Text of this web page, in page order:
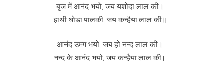
बृज में आनंद भयो, जय यशोदा लाल की।
हाथी घोडा पालकी, जय कन्हैया लाल की॥
आनंद उमंग भयो, जय हो नन्द लाल की।
नन्द के आनंद भयो, जय कन्हैया लाल की॥